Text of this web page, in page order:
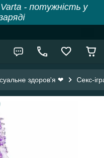
- потужність у
здоров'я ❤ Секс-